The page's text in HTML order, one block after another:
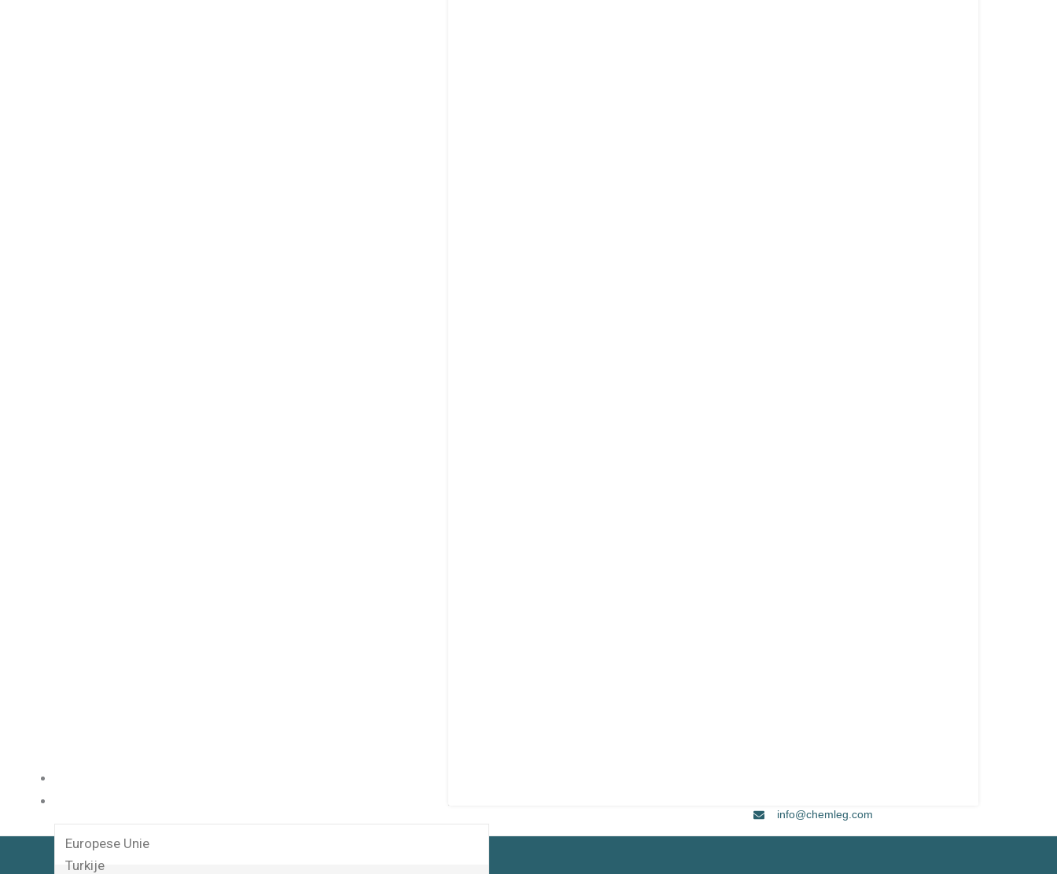
info@chemleg.com
Europese Unie
Turkije